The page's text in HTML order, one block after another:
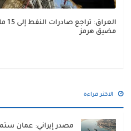
مضيق هرمز
الاكثر قراءة
مصدر إيراني: عمان